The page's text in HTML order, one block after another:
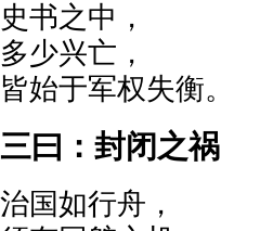
史书之中，
多少兴亡，
皆始于军权失衡。
三曰：封闭之祸
治国如行舟，